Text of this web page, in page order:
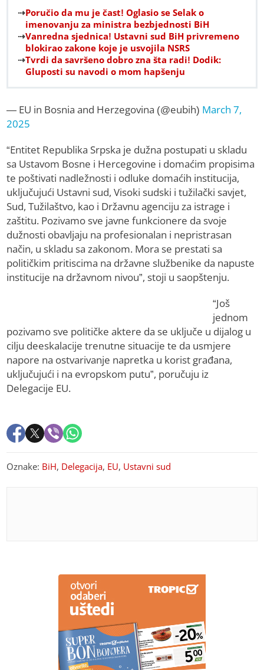
Poručio da mu je čast! Oglasio se Selak o
imenovanju za ministra bezbjednosti BiH
Vanredna sjednica! Ustavni sud BiH privremeno
blokirao zakone koje je usvojila NSRS
Tvrdi da savršeno dobro zna šta radi! Dodik:
Gluposti su navodi o mom hapšenju
— EU in Bosnia and Herzegovina (@eubih) March 7,
2025
“Entitet Republika Srpska je dužna postupati u skladu
sa Ustavom Bosne i Hercegovine i domaćim propisima
te poštivati nadležnosti i odluke domaćih institucija,
uključujući Ustavni sud, Visoki sudski i tužilački savjet,
Sud, Tužilaštvo, kao i Državnu agenciju za istrage i
zaštitu. Pozivamo sve javne funkcionere da svoje
dužnosti obavljaju na profesionalan i nepristrasan
način, u skladu sa zakonom. Mora se prestati sa
političkim pritiscima na državne službenike da napuste
institucije na državnom nivou”, stoji u saopštenju.
“Još
jednom
pozivamo sve političke aktere da se uključe u dijalog u
cilju deeskalacije trenutne situacije te da usmjere
napore na ostvarivanje napretka u korist građana,
uključujući i na evropskom putu”, poručuju iz
Delegacije EU.
Oznake: BiH, Delegacija, EU, Ustavni sud
Zašto ljudi sve češće umotavaju novac u foliju?